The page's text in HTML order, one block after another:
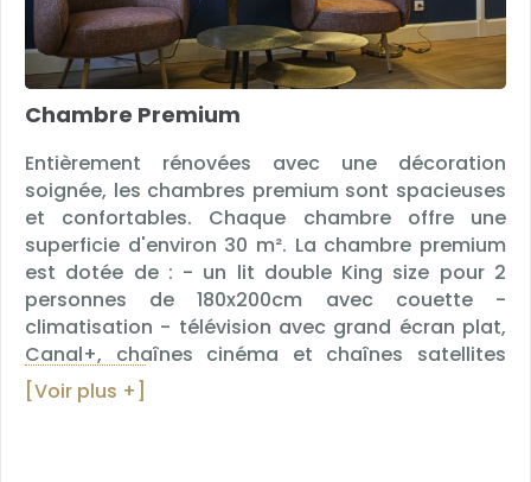
Chambre Premium
Entièrement rénovées avec une décoration
soignée, les chambres premium sont spacieuses
et confortables. Chaque chambre offre une
superficie d'environ 30 m². La chambre premium
est dotée de : - un lit double King size pour 2
personnes de 180x200cm avec couette -
climatisation - télévision avec grand écran plat,
Canal+, chaînes cinéma et chaînes satellites
étrangères - coin salon avec mini-bar - coffre
fort - connexion Wifi gratuite et illimitée -
[Voir plus +]